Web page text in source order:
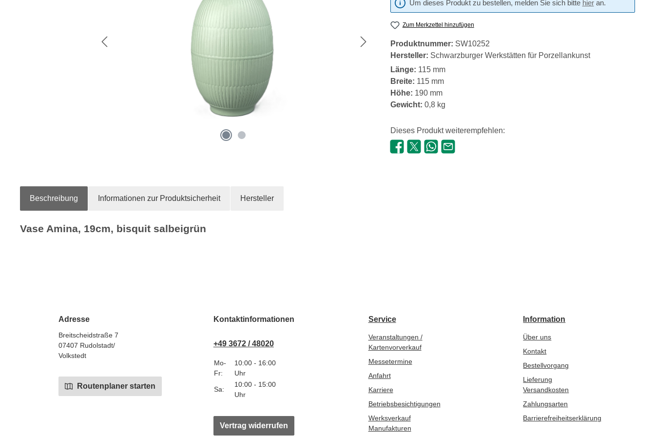
Um dieses Produkt zu bestellen, melden Sie sich bitte hieran.
Zum Merkzettel hinzufügen
Produktnummer: SW10252
Hersteller: Schwarzburger Werkstätten für Porzellankunst
Länge: 115 mm
Breite: 115 mm
Höhe: 190 mm
Gewicht: 0,8 kg
Dieses Produkt weiterempfehlen:
Beschreibung Informationen zur Produktsicherheit Hersteller
Vase Amina, 19cm, bisquit salbeigrün
Adresse
Breitscheidstraße 7
07407 Rudolstadt/
Volkstedt
Routenplaner starten
Kontaktinformationen
+49 3672 / 48020
Mo-
Fr:
10:00 - 16:00
Uhr
Sa:
10:00 - 15:00
Uhr
Vertrag widerrufen
Service
Veranstaltungen /
Kartenvorverkauf
Messetermine
Anfahrt
Karriere
Betriebsbesichtigungen
Werksverkauf
Manufakturen
Information
Über uns
Kontakt
Bestellvorgang
Lieferung
Versandkosten
Zahlungsarten
Barrierefreiheitserklärung